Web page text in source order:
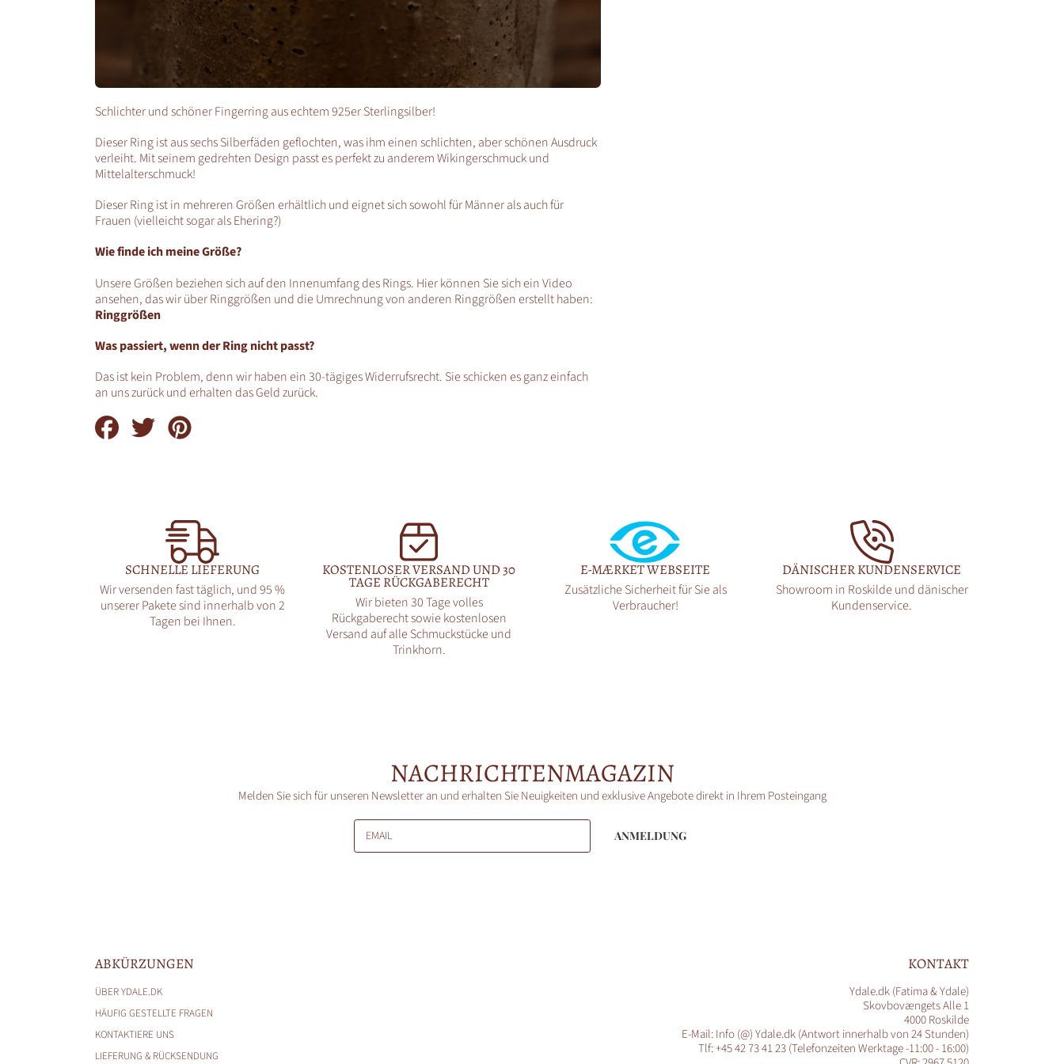
Schlichter und schöner Fingerring aus echtem 925er Sterlingsilber!
Dieser Ring ist aus sechs Silberfäden geflochten, was ihm einen schlichten, aber schönen Ausdruck
verleiht. Mit seinem gedrehten Design passt es perfekt zu anderem Wikingerschmuck und
Mittelalterschmuck!
Dieser Ring ist in mehreren Größen erhältlich und eignet sich sowohl für Männer als auch für
Frauen (vielleicht sogar als Ehering?)
Wie finde ich meine Größe?
Unsere Größen beziehen sich auf den Innenumfang des Rings. Hier können Sie sich ein Video
ansehen, das wir über Ringgrößen und die Umrechnung von anderen Ringgrößen erstellt haben:
Ringgrößen
Was passiert, wenn der Ring nicht passt?
Das ist kein Problem, denn wir haben ein 30-tägiges Widerrufsrecht. Sie schicken es ganz einfach
an uns zurück und erhalten das Geld zurück.
Auf
Facebook
Auf
Twitter
SCHNELLE LIEFERUNG
Wir versenden fast täglich, und 95 %
unserer Pakete sind innerhalb von 2
Tagen bei Ihnen.
KOSTENLOSER VERSAND UND 30
TAGE RÜCKGABERECHT
Wir bieten 30 Tage volles
Rückgaberecht sowie kostenlosen
Versand auf alle Schmuckstücke und
Trinkhorn.
E-MÆRKET WEBSEITE
Zusätzliche Sicherheit für Sie als
Verbraucher!
DÄNISCHER KUNDENSERVICE
Showroom in Roskilde und dänischer
Kundenservice.
NACHRICHTENMAGAZIN
Melden Sie sich für unseren Newsletter an und erhalten Sie Neuigkeiten und exklusive Angebote direkt in Ihrem Posteingang
EMAIL ANMELDUNG
ABKÜRZUNGEN
ÜBER YDALE.DK
HÄUFIG GESTELLTE FRAGEN
KONTAKTIERE UNS
LIEFERUNG & RÜCKSENDUNG
KONTAKT
Ydale.dk (Fatima & Ydale)
Skovbovængets Alle 1
4000 Roskilde
E-Mail: Info (@) Ydale.dk (Antwort innerhalb von 24 Stunden)
Tlf: +45 42 73 41 23 (Telefonzeiten Werktage -11:00 - 16:00)